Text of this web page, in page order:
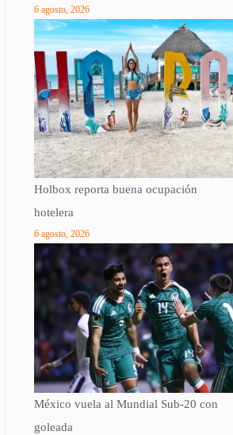
6 agosto, 2026
Holbox reporta buena ocupación
hotelera
6 agosto, 2026
México vuela al Mundial Sub-20 con
goleada